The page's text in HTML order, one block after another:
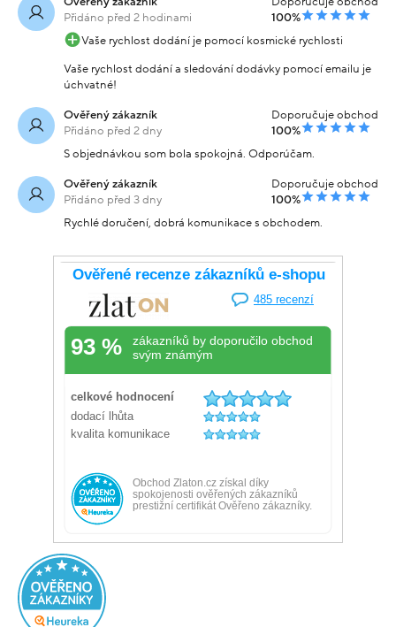
Přidáno před 2 hodinami
100%
Vaše rychlost dodání je pomocí kosmické rychlosti
Vaše rychlost dodání a sledování dodávky pomocí emailu je
úchvatné!
Ověřený zákazník
Přidáno před 2 dny
Doporučuje obchod
100%
S objednávkou som bola spokojná. Odporúčam.
Ověřený zákazník
Přidáno před 3 dny
Doporučuje obchod
100%
Rychlé doručení, dobrá komunikace s obchodem.